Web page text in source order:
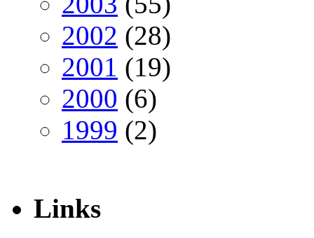
2002 (28)
2001 (19)
2000 (6)
1999 (2)
Links